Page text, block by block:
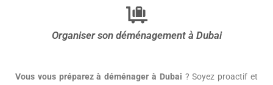
Organiser son déménagement à Dubai
Vous vous préparez à déménager à Dubai ? Soyez proactif et